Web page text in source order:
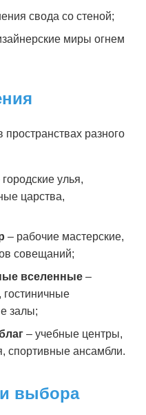
свода со стеной;
миры огнем
пространствах разного
городские улья,
царства,
– рабочие мастерские,
совещаний;
вселенные –
гостиничные
залы;
– учебные центры,
спортивные ансамбли.
выбора